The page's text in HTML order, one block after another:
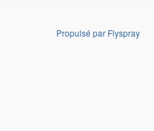
Propulsé par Flyspray